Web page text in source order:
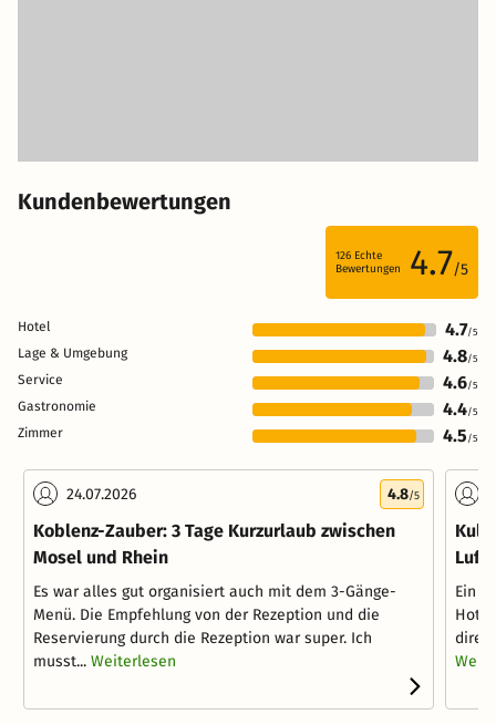
Kundenbewertungen
126 Echte
Bewertungen
4.7/5
Hotel 4.7/5
Lage & Umgebung 4.8/5
Service 4.6/5
Gastronomie 4.4/5
Zimmer 4.5 /5
24.07.2026 4.8/5
Koblenz-Zauber: 3 Tage Kurzurlaub zwischen
Mosel und Rhein
Es war alles gut organisiert auch mit dem 3-Gänge-
Menü. Die Empfehlung von der Rezeption und die
Reservierung durch die Rezeption war super. Ich
musst... Weiterlesen
Luft
Ein